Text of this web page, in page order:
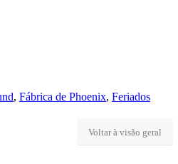
, Fábrica de Phoenix, Feriados
Voltar à visão geral